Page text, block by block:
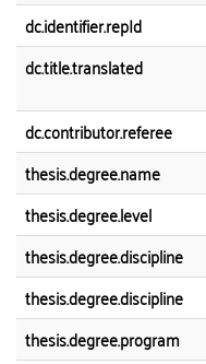
dc.identifier.repId
dc.title.translated
dc.contributor.referee
thesis.degree.name
thesis.degree.level
thesis.degree.discipline
thesis.degree.discipline
thesis.degree.program